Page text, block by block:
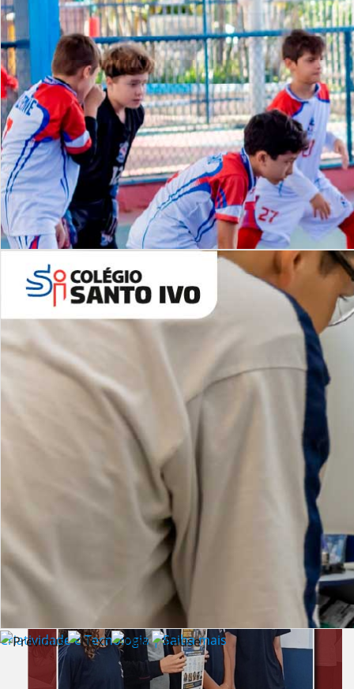
Desafios | Saiba mais
Criatividade e Tecnologia | Saiba mais
Lista de vídeos
NOSSOCANAL